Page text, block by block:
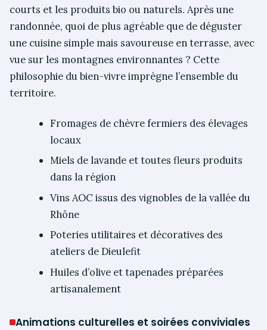
courts et les produits bio ou naturels. Après une
randonnée, quoi de plus agréable que de déguster
une cuisine simple mais savoureuse en terrasse, avec
vue sur les montagnes environnantes ? Cette
philosophie du bien-vivre imprègne l’ensemble du
territoire.
Fromages de chèvre fermiers des élevages
locaux
Miels de lavande et toutes fleurs produits
dans la région
Vins AOC issus des vignobles de la vallée du
Rhône
Poteries utilitaires et décoratives des
ateliers de Dieulefit
Huiles d’olive et tapenades préparées
artisanalement
Animations culturelles et soirées conviviales